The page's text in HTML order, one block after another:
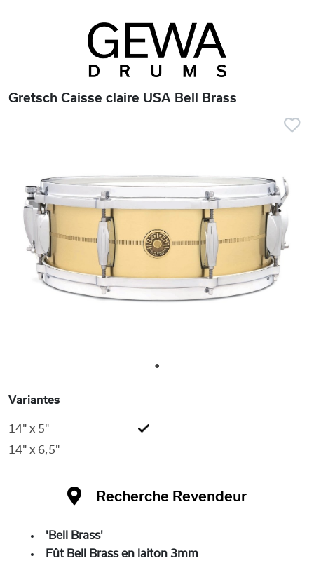
Gretsch Caisse claire USA Bell Brass
1
Variantes
14" x 5"
14" x 6,5"
Recherche Revendeur
'Bell Brass'
Fût Bell Brass en laiton 3mm